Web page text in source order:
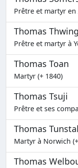
Prêtre et martyr en
Thomas Thwing
Prêtre et martyr à
Thomas Toan
Martyr (+ 1840)
Thomas Tsuji
Prêtre et ses
Thomas Tunstal
Martyr à Norwich
Thomas